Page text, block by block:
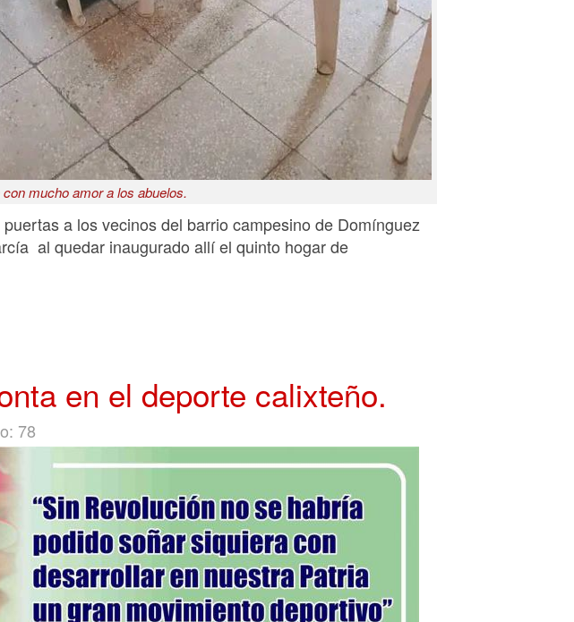
mucho amor a los abuelos.
a los vecinos del barrio campesino de Domínguez
al quedar inaugurado allí el quinto hogar de
en el deporte calixteño.
78